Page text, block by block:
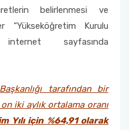
belirlenmesi ve
“Yükseköğretim Kurulu
internet sayfasında
tarafından bir
on iki aylık ortalama oranı
Yılı için %64,91 olarak